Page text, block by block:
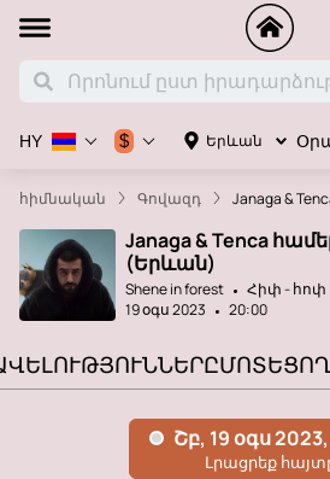
Երևան
HY $
հիմնական Գովազդ Janaga &
Janaga & Tenca
(Երևան)
Shene in forest Հիփ - հոփ
19 օգս 2023
20:00